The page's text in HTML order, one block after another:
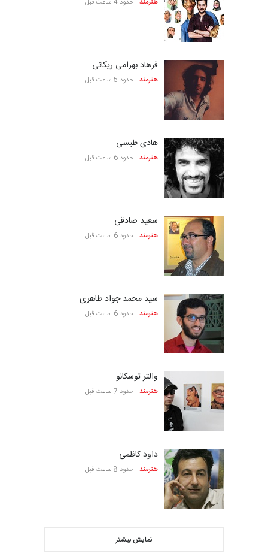
هنرمند حدود 4 ساعت قبل
فرهاد بهرامی ریکانی
هنرمند حدود 5 ساعت قبل
هادی طبسی
هنرمند حدود 6 ساعت قبل
سعید صادقی
هنرمند حدود 6 ساعت قبل
سید محمد جواد طاهری
هنرمند حدود 6 ساعت قبل
والتر توسکانو
هنرمند حدود 7 ساعت قبل
داود کاظمی
هنرمند حدود 8 ساعت قبل
نمایش بیشتر